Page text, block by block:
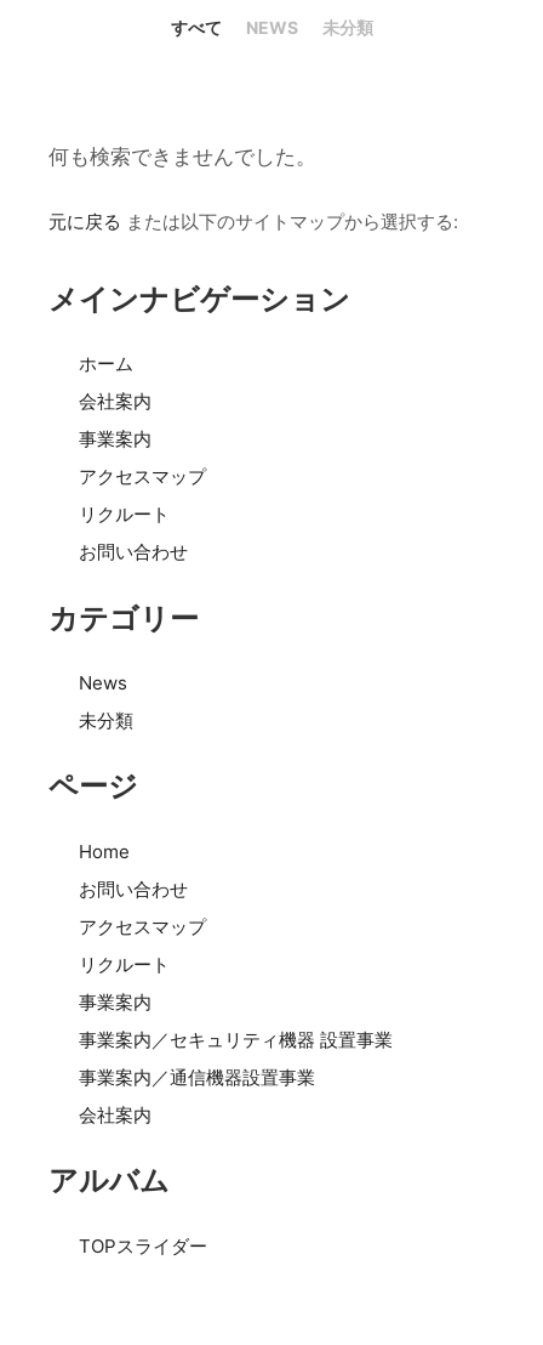
すべて NEWS 未分類
何も検索できませんでした。
元に戻る または以下のサイトマップから選択する:
メインナビゲーション
ホーム
会社案内
事業案内
アクセスマップ
リクルート
お問い合わせ
カテゴリー
News
未分類
ページ
Home
お問い合わせ
アクセスマップ
リクルート
事業案内
事業案内／セキュリティ機器 設置事業
事業案内／通信機器設置事業
会社案内
アルバム
TOPスライダー